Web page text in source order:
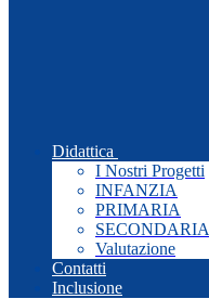
Didattica
I Nostri Progetti
INFANZIA
PRIMARIA
Valutazione
Contatti
Inclusione